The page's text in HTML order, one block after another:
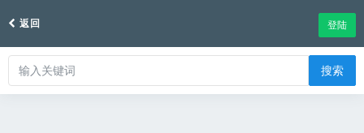
返回 登陆
搜索